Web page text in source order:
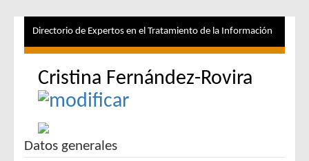
Directorio de Expertos en el Tratamiento de la Información
Cristina Fernández-Rovira
Datos generales